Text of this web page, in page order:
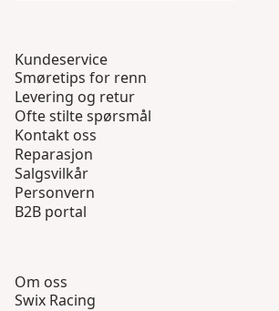
Kundeservice
Smøretips for renn
Levering og retur
Ofte stilte spørsmål
Kontakt oss
Reparasjon
Salgsvilkår
Personvern
B2B portal
Om oss
Swix Racing